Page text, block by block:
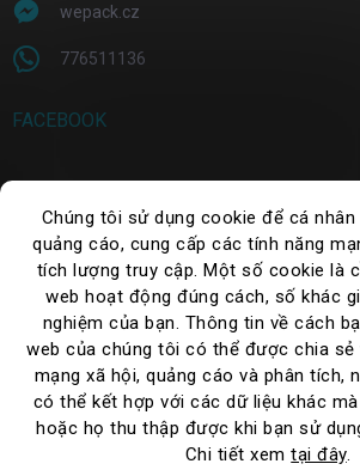
Chúng tôi sử dụng cookie để cá
quảng cáo, cung cấp các tính năng
tích lượng truy cập. Một số cookie là
web hoạt động đúng cách, số khác
nghiệm của bạn. Thông tin về cách
web của chúng tôi có thể được chia
mạng xã hội, quảng cáo và phân tích,
có thể kết hợp với các dữ liệu khác
hoặc họ thu thập được khi bạn sử
Chi tiết xemtại đây.
wepack.cz
776511136
FACEBOOK
TÌM KIẾM